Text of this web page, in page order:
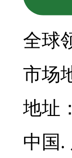
全球
市场
地址：
中国.